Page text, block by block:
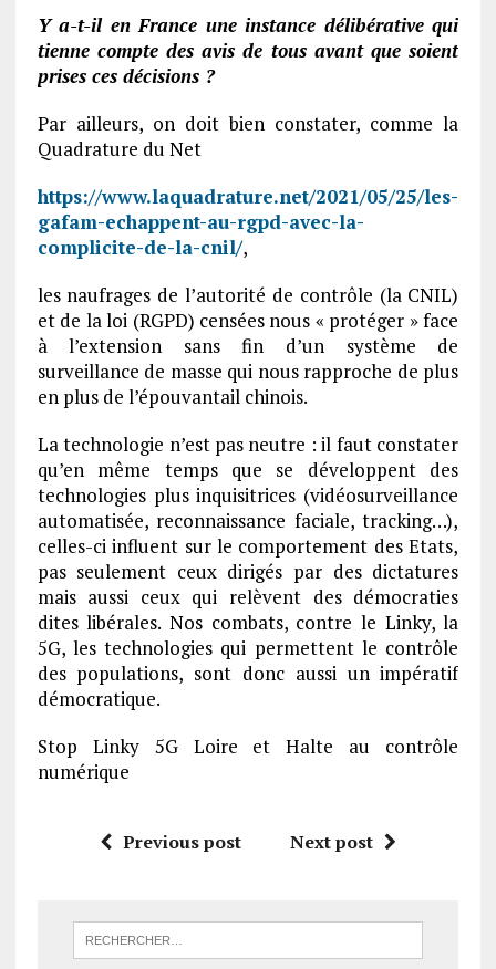
Y a-t-il en France une instance délibérative qui
tienne compte des avis de tous avant que soient
prises ces décisions ?
Par ailleurs, on doit bien constater, comme la
Quadrature du Net
https://www.laquadrature.net/2021/05/25/les-
gafam-echappent-au-rgpd-avec-la-
complicite-de-la-cnil/,
les naufrages de l’autorité de contrôle (la CNIL)
et de la loi (RGPD) censées nous « protéger » face
à l’extension sans fin d’un système de
surveillance de masse qui nous rapproche de plus
en plus de l’épouvantail chinois.
La technologie n’est pas neutre : il faut constater
qu’en même temps que se développent des
technologies plus inquisitrices (vidéosurveillance
automatisée, reconnaissance faciale, tracking…),
celles-ci influent sur le comportement des Etats,
pas seulement ceux dirigés par des dictatures
mais aussi ceux qui relèvent des démocraties
dites libérales. Nos combats, contre le Linky, la
5G, les technologies qui permettent le contrôle
des populations, sont donc aussi un impératif
démocratique.
Stop Linky 5G Loire et Halte au contrôle
numérique
Previous post Next post